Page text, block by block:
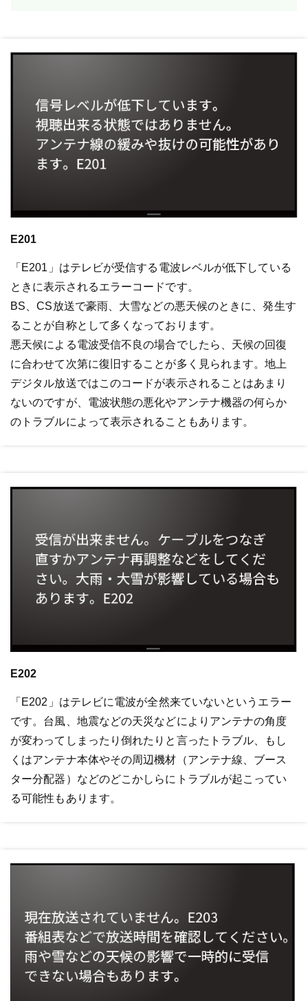
E201
「E201」はテレビが受信する電波レベルが低下している
ときに表示されるエラーコードです。
BS、CS放送で豪雨、大雪などの悪天候のときに、発生す
ることが自称として多くなっております。
悪天候による電波受信不良の場合でしたら、天候の回復
に合わせて次第に復旧することが多く見られます。地上
デジタル放送ではこのコードが表示されることはあまり
ないのですが、電波状態の悪化やアンテナ機器の何らか
のトラブルによって表示されることもあります。
E202
「E202」はテレビに電波が全然来ていないというエラー
です。台風、地震などの天災などによりアンテナの角度
が変わってしまったり倒れたりと言ったトラブル、もし
くはアンテナ本体やその周辺機材（アンテナ線、ブース
ター分配器）などのどこかしらにトラブルが起こってい
る可能性もあります。